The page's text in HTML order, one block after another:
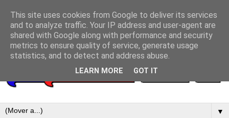
▼
This site uses cookies from Google to deliver its services
and to analyze traffic. Your IP address and user-agent are
shared with Google along with performance and security
metrics to ensure quality of service, generate usage
statistics, and to detect and address abuse.
LEARN MORE GOT IT